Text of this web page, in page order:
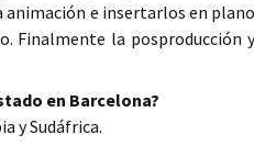
animación e insertarlos en plano
Finalmente la posproducción y
en Barcelona?
y Sudáfrica.